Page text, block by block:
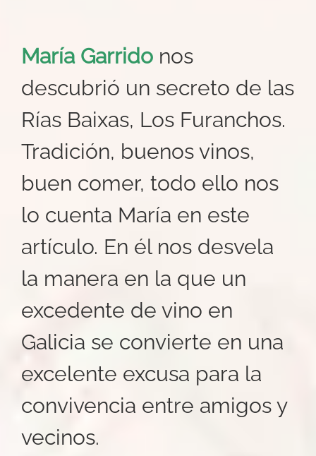
María Garrido nos
descubrió un secreto de las
Rías Baixas, Los Furanchos.
Tradición, buenos vinos,
buen comer, todo ello nos
lo cuenta María en este
artículo. En él nos desvela
la manera en la que un
excedente de vino en
Galicia se convierte en una
excelente excusa para la
convivencia entre amigos y
vecinos.